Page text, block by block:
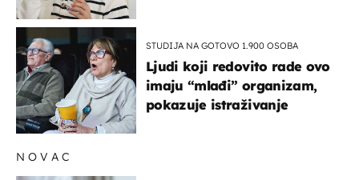
STUDIJA NA GOTOVO 1.900 OSOBA
Ljudi koji redovito rade ovo
imaju “mlađi” organizam,
pokazuje istraživanje
NOVAC